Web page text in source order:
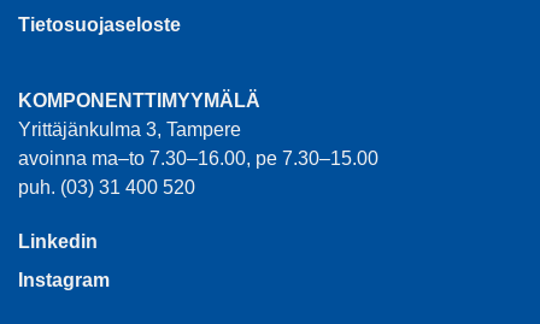
Tietosuojaseloste
KOMPONENTTIMYYMÄLÄ
Yrittäjänkulma 3, Tampere
avoinna ma–to 7.30–16.00, pe 7.30–15.00
puh. (03) 31 400 520
Linkedin
Instagram